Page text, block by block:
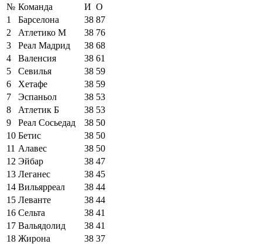
№ Команда И О
1
Барселона 38 87
2
Атлетико М 38 76
3
Реал Мадрид 38 68
4
Валенсия 38 61
5
Севилья 38 59
6
Хетафе 38 59
7
Эспаньол 38 53
8
Атлетик Б 38 53
9
Реал Сосьедад 38 50
10 Бетис 38 50
11 Алавес 38 50
12 Эйбар 38 47
13 Леганес 38 45
14 Вильярреал 38 44
15 Леванте 38 44
16 Сельта 38 41
17 Вальядолид 38 41
18 Жирона 38 37